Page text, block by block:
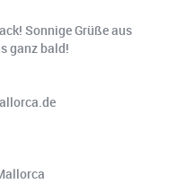
Sonnige Grüße aus
ganz bald!